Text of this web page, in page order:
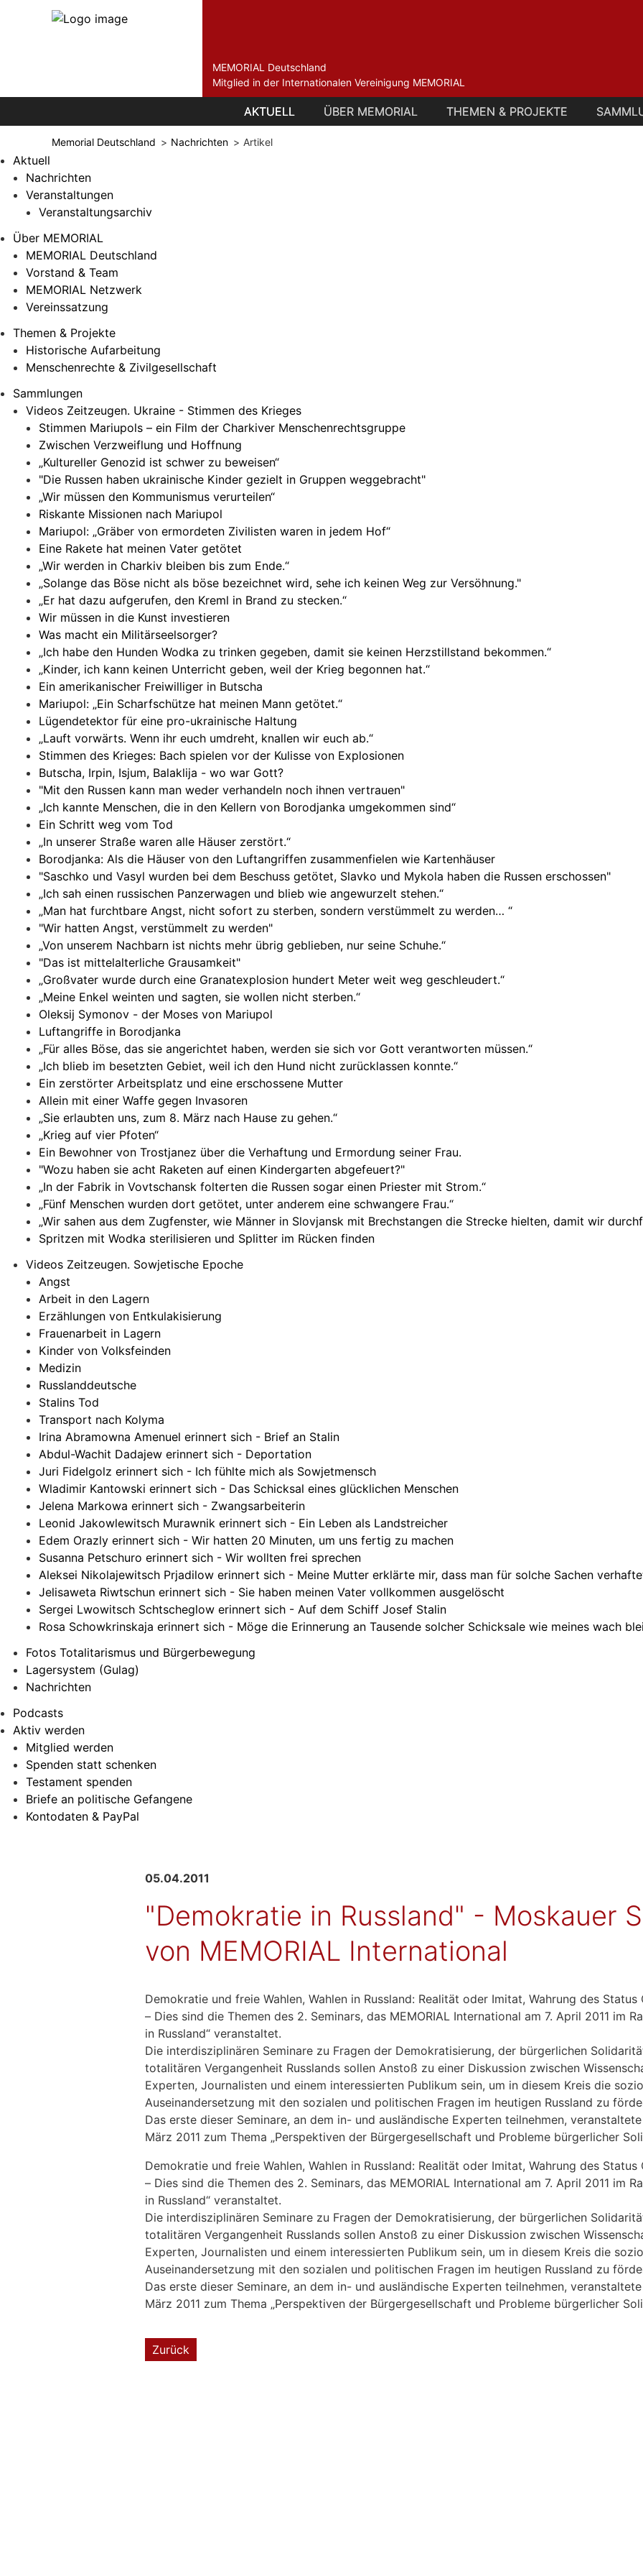
Navigation
überspringen
AKTUELL ÜBER MEMORIAL THEMEN & PROJEKTE
MEMORIAL Deutschland
Mitglied in der Internationalen Vereinigung MEMORIAL
Navigation
überspringen
AKTUELL ÜBER MEMORIAL THEMEN & PROJEKTE
Memorial Deutschland Nachrichten Artikel
Aktuell
Nachrichten
Veranstaltungen
Veranstaltungsarchiv
Über MEMORIAL
MEMORIAL Deutschland
Vorstand & Team
MEMORIAL Netzwerk
Vereinssatzung
Themen & Projekte
Historische Aufarbeitung
Menschenrechte & Zivilgesellschaft
Sammlungen
Videos Zeitzeugen. Ukraine - Stimmen des Krieges
Stimmen Mariupols – ein Film der Charkiver Menschenrechtsgruppe
Zwischen Verzweiflung und Hoffnung
„Kultureller Genozid ist schwer zu beweisen“
"Die Russen haben ukrainische Kinder gezielt in Gruppen weggebracht"
„Wir müssen den Kommunismus verurteilen“
Riskante Missionen nach Mariupol
Mariupol: „Gräber von ermordeten Zivilisten waren in jedem Hof“
Eine Rakete hat meinen Vater getötet
„Wir werden in Charkiv bleiben bis zum Ende.“
„Solange das Böse nicht als böse bezeichnet wird, sehe ich keinen Weg zur Versöhnung."
„Er hat dazu aufgerufen, den Kreml in Brand zu stecken.“
Wir müssen in die Kunst investieren
Was macht ein Militärseelsorger?
„Ich habe den Hunden Wodka zu trinken gegeben, damit sie keinen Herzstillstand bekommen.“
„Kinder, ich kann keinen Unterricht geben, weil der Krieg begonnen hat.“
Ein amerikanischer Freiwilliger in Butscha
Mariupol: „Ein Scharfschütze hat meinen Mann getötet.“
Lügendetektor für eine pro-ukrainische Haltung
„Lauft vorwärts. Wenn ihr euch umdreht, knallen wir euch ab.“
Stimmen des Krieges: Bach spielen vor der Kulisse von Explosionen
Butscha, Irpin, Isjum, Balaklija - wo war Gott?
"Mit den Russen kann man weder verhandeln noch ihnen vertrauen"
„Ich kannte Menschen, die in den Kellern von Borodjanka umgekommen sind“
Ein Schritt weg vom Tod
„In unserer Straße waren alle Häuser zerstört.“
Borodjanka: Als die Häuser von den Luftangriffen zusammenfielen wie Kartenhäuser
"Saschko und Vasyl wurden bei dem Beschuss getötet, Slavko und Mykola haben die Russen erschossen"
„Ich sah einen russischen Panzerwagen und blieb wie angewurzelt stehen.“
„Man hat furchtbare Angst, nicht sofort zu sterben, sondern verstümmelt zu werden… “
"Wir hatten Angst, verstümmelt zu werden"
„Von unserem Nachbarn ist nichts mehr übrig geblieben, nur seine Schuhe.“
"Das ist mittelalterliche Grausamkeit"
„Großvater wurde durch eine Granatexplosion hundert Meter weit weg geschleudert.“
„Meine Enkel weinten und sagten, sie wollen nicht sterben.“
Oleksij Symonov - der Moses von Mariupol
Luftangriffe in Borodjanka
„Für alles Böse, das sie angerichtet haben, werden sie sich vor Gott verantworten müssen.“
„Ich blieb im besetzten Gebiet, weil ich den Hund nicht zurücklassen konnte.“
Ein zerstörter Arbeitsplatz und eine erschossene Mutter
Allein mit einer Waffe gegen Invasoren
„Sie erlaubten uns, zum 8. März nach Hause zu gehen.“
„Krieg auf vier Pfoten“
Ein Bewohner von Trostjanez über die Verhaftung und Ermordung seiner Frau.
"Wozu haben sie acht Raketen auf einen Kindergarten abgefeuert?"
„In der Fabrik in Vovtschansk folterten die Russen sogar einen Priester mit Strom.“
„Fünf Menschen wurden dort getötet, unter anderem eine schwangere Frau.“
„Wir sahen aus dem Zugfenster, wie Männer in Slovjansk mit Brechstangen die Strecke hielten, damit wir
Spritzen mit Wodka sterilisieren und Splitter im Rücken finden
Videos Zeitzeugen. Sowjetische Epoche
Angst
Arbeit in den Lagern
Erzählungen von Entkulakisierung
Frauenarbeit in Lagern
Kinder von Volksfeinden
Medizin
Russlanddeutsche
Stalins Tod
Transport nach Kolyma
Irina Abramowna Amenuel erinnert sich - Brief an Stalin
Abdul-Wachit Dadajew erinnert sich - Deportation
Juri Fidelgolz erinnert sich - Ich fühlte mich als Sowjetmensch
Wladimir Kantowski erinnert sich - Das Schicksal eines glücklichen Menschen
Jelena Markowa erinnert sich - Zwangsarbeiterin
Leonid Jakowlewitsch Murawnik erinnert sich - Ein Leben als Landstreicher
Edem Orazly erinnert sich - Wir hatten 20 Minuten, um uns fertig zu machen
Susanna Petschuro erinnert sich - Wir wollten frei sprechen
Aleksei Nikolajewitsch Prjadilow erinnert sich - Meine Mutter erklärte mir, dass man für solche Sachen
Jelisaweta Riwtschun erinnert sich - Sie haben meinen Vater vollkommen ausgelöscht
Sergei Lwowitsch Schtscheglow erinnert sich - Auf dem Schiff Josef Stalin
Rosa Schowkrinskaja erinnert sich - Möge die Erinnerung an Tausende solcher Schicksale wie meines wach
Fotos Totalitarismus und Bürgerbewegung
Lagersystem (Gulag)
Nachrichten
Podcasts
Aktiv werden
Mitglied werden
Spenden statt schenken
Testament spenden
Briefe an politische Gefangene
Kontodaten & PayPal
05.04.2011
"Demokratie in Russland" - Moskauer
von MEMORIAL International
Demokratie und freie Wahlen, Wahlen in Russland: Realität oder Imitat, Wahrung des Status
– Dies sind die Themen des 2. Seminars, das MEMORIAL International am 7. April 2011 im
in Russland“ veranstaltet.
Die interdisziplinären Seminare zu Fragen der Demokratisierung, der bürgerlichen
totalitären Vergangenheit Russlands sollen Anstoß zu einer Diskussion zwischen
Experten, Journalisten und einem interessierten Publikum sein, um in diesem Kreis die
Auseinandersetzung mit den sozialen und politischen Fragen im heutigen Russland zu
Das erste dieser Seminare, an dem in- und ausländische Experten teilnehmen, veranstaltete
März 2011 zum Thema „Perspektiven der Bürgergesellschaft und Probleme bürgerlicher
Demokratie und freie Wahlen, Wahlen in Russland: Realität oder Imitat, Wahrung des Status
– Dies sind die Themen des 2. Seminars, das MEMORIAL International am 7. April 2011 im
in Russland“ veranstaltet.
Die interdisziplinären Seminare zu Fragen der Demokratisierung, der bürgerlichen
totalitären Vergangenheit Russlands sollen Anstoß zu einer Diskussion zwischen
Experten, Journalisten und einem interessierten Publikum sein, um in diesem Kreis die
Auseinandersetzung mit den sozialen und politischen Fragen im heutigen Russland zu
Das erste dieser Seminare, an dem in- und ausländische Experten teilnehmen, veranstaltete
März 2011 zum Thema „Perspektiven der Bürgergesellschaft und Probleme bürgerlicher
Zurück